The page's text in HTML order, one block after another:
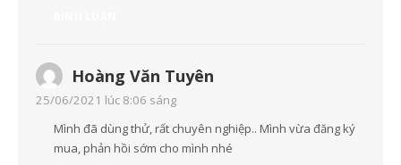
Hoàng Văn Tuyên
25/06/2021 lúc 8:06 sáng
Mình đã dùng thử, rất chuyên nghiệp.. Mình vừa đăng ký
mua, phản hồi sớm cho mình nhé